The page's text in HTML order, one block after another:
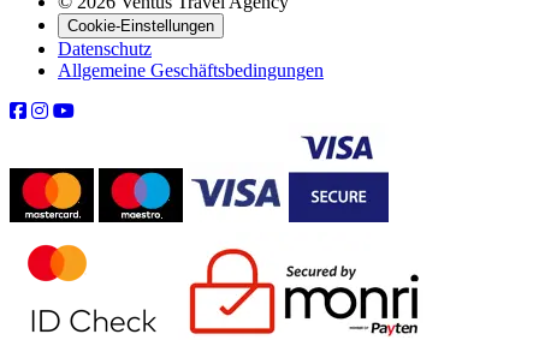
Cookie-Einstellungen
Datenschutz
Allgemeine Geschäftsbedingungen